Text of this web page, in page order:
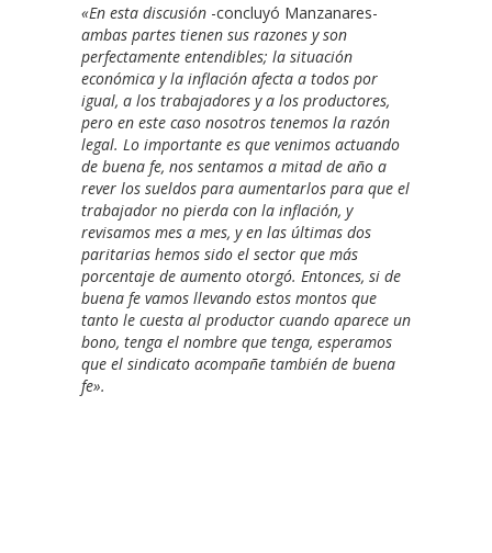
«En esta discusión -concluyó Manzanares-
ambas partes tienen sus razones y son
perfectamente entendibles; la situación
económica y la inflación afecta a todos por
igual, a los trabajadores y a los productores,
pero en este caso nosotros tenemos la razón
legal. Lo importante es que venimos actuando
de buena fe, nos sentamos a mitad de año a
rever los sueldos para aumentarlos para que el
trabajador no pierda con la inflación, y
revisamos mes a mes, y en las últimas dos
paritarias hemos sido el sector que más
porcentaje de aumento otorgó. Entonces, si de
buena fe vamos llevando estos montos que
tanto le cuesta al productor cuando aparece un
bono, tenga el nombre que tenga, esperamos
que el sindicato acompañe también de buena
fe».